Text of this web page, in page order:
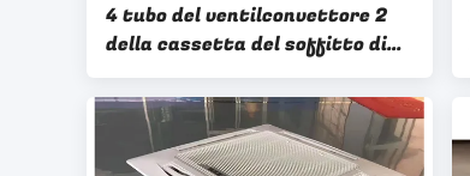
4 tubo del ventilconvettore 2
della cassetta del soffitto di
FCU di modo per il sistema di
condizionamento d'aria